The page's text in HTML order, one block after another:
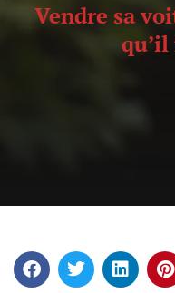
Vendre sa